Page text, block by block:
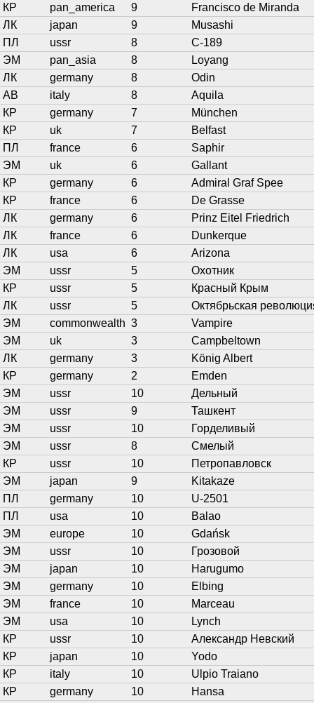
КР
pan_america 9
Francisco de Miranda
ЛК
japan 9
Musashi
ПЛ
ussr 8
С-189
ЭМ
pan_asia 8
Loyang
ЛК
germany 8
Odin
АВ
italy 8
Aquila
КР
germany 7
München
КР
uk 7
Belfast
ПЛ
france 6
Saphir
ЭМ
uk 6
Gallant
КР
germany 6
Admiral Graf Spee
КР
france 6
De Grasse
ЛК
germany 6
Prinz Eitel Friedrich
ЛК
france 6
Dunkerque
ЛК
usa 6
Arizona
ЭМ
ussr 5
Охотник
КР
ussr 5
Красный Крым
ЛК
ussr 5
Октябрьская
ЭМ
commonwealth 3
Vampire
ЭМ
uk 3
Campbeltown
ЛК
germany 3
König Albert
КР
germany 2
Emden
ЭМ
ussr 10
Дельный
ЭМ
ussr 9
Ташкент
ЭМ
ussr 10
Горделивый
ЭМ
ussr 8
Смелый
КР
ussr 10
Петропавловск
ЭМ
japan 9
Kitakaze
ПЛ
germany 10
U-2501
ПЛ
usa 10
Balao
ЭМ
europe 10
Gdańsk
ЭМ
ussr 10
Грозовой
ЭМ
japan 10
Harugumo
ЭМ
germany 10
Elbing
ЭМ
france 10
Marceau
ЭМ
usa 10
Lynch
КР
ussr 10
Александр Невский
КР
japan 10
Yodo
КР
italy 10
Ulpio Traiano
КР
germany 10 Hansa